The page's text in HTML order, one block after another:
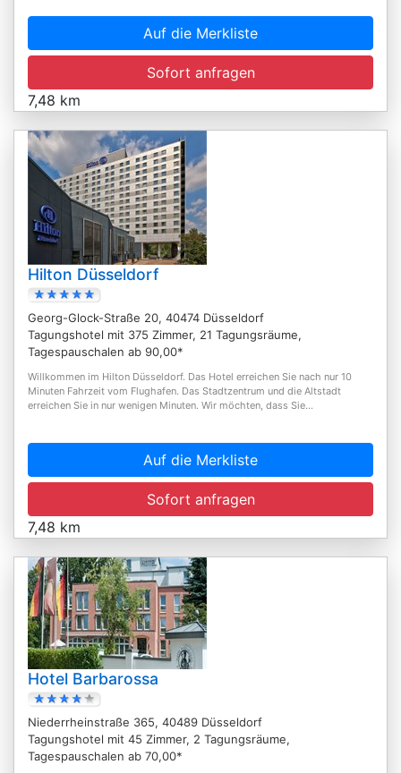
Auf die Merkliste
Sofort anfragen
7,48 km
Hilton Düsseldorf
Georg-Glock-Straße 20, 40474 Düsseldorf
Tagungshotel mit 375 Zimmer, 21 Tagungsräume,
Tagespauschalen ab 90,00*
Willkommen im Hilton Düsseldorf. Das Hotel erreichen Sie nach nur 10
Minuten Fahrzeit vom Flughafen. Das Stadtzentrum und die Altstadt
erreichen Sie in nur wenigen Minuten. Wir möchten, dass Sie...
Auf die Merkliste
Sofort anfragen
7,48 km
Hotel Barbarossa
Niederrheinstraße 365, 40489 Düsseldorf
Tagungshotel mit 45 Zimmer, 2 Tagungsräume,
Tagespauschalen ab 70,00*